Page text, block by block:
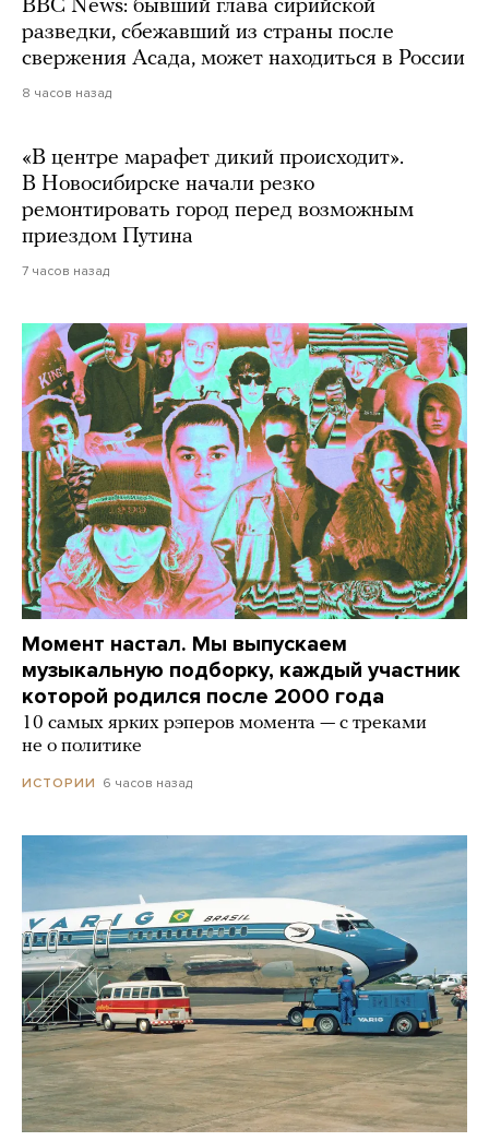
BBC News: бывший глава сирийской
разведки, сбежавший из страны после
свержения Асада, может находиться в России
8 часов назад
«В центре марафет дикий происходит».
В Новосибирске начали резко
ремонтировать город перед возможным
приездом Путина
7 часов назад
Момент настал. Мы выпускаем
музыкальную подборку, каждый участник
которой родился после 2000 года
10 самых ярких рэперов момента — с треками
не о политике
ИСТОРИИ 6 часов назад